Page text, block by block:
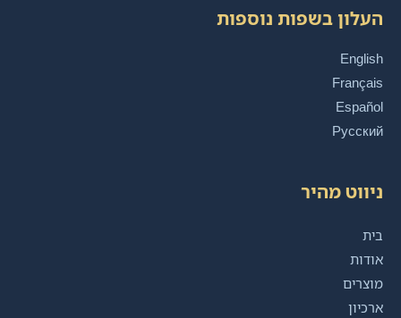
העלון בשפות נוספות
English
Français
Español
Русский
ניווט מהיר
בית
אודות
מוצרים
ארכיון